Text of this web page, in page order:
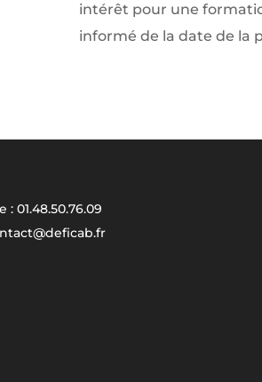
intérêt pour une
informé de la date de la
: 01.48.50.76.09